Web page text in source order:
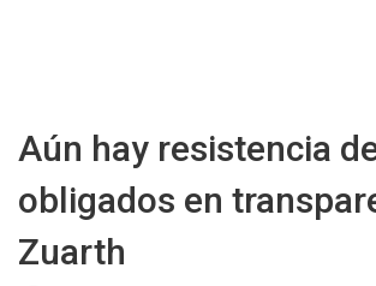
Aún hay resistencia
obligados en
Zuarth